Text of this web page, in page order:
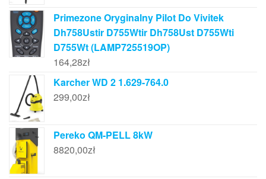
Primezone Oryginalny Pilot Do Vivitek
Dh758Ustir D755Wtir Dh758Ust D755Wti
D755Wt (LAMP725519OP)
164,28zł
Karcher WD 2 1.629-764.0
299,00zł
Pereko QM-PELL 8kW
8820,00zł